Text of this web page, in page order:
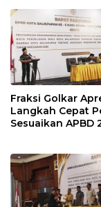
Modal
Fraksi Golkar
Langkah Cepat
Sesuaikan APBD